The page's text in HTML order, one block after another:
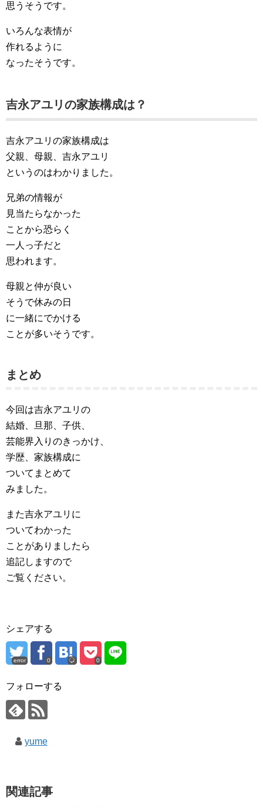
思うそうです。
いろんな表情が
作れるように
なったそうです。
吉永アユリの家族構成は？
吉永アユリの家族構成は
父親、母親、吉永アユリ
というのはわかりました。
兄弟の情報が
見当たらなかった
ことから恐らく
一人っ子だと
思われます。
母親と仲が良い
そうで休みの日
に一緒にでかける
ことが多いそうです。
まとめ
今回は吉永アユリの
結婚、旦那、子供、
芸能界入りのきっかけ、
学歴、家族構成に
ついてまとめて
みました。
また吉永アユリに
ついてわかった
ことがありましたら
追記しますので
ご覧ください。
シェアする
error 0 0
フォローする
yume
関連記事